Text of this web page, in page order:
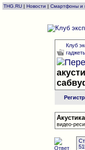
THG.RU | Новости | Смартфоны и
Клуб
видео-